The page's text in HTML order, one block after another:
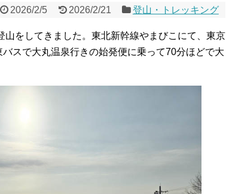
2026/2/5 2026/2/21 登山・トレッキング
をしてきました。東北新幹線やまびこにて、東京
スで大丸温泉行きの始発便に乗って70分ほどで大